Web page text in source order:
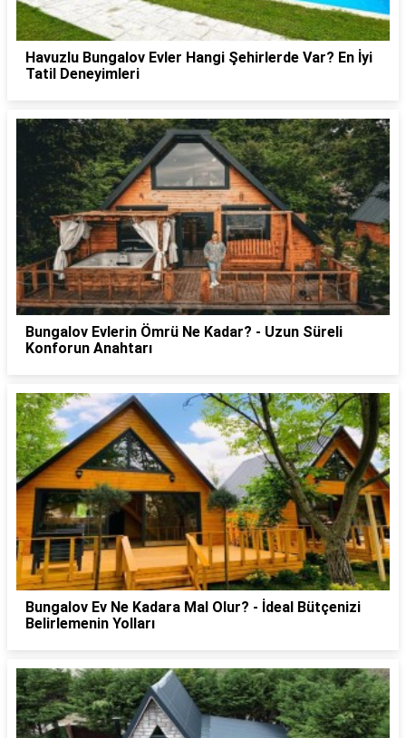
Havuzlu Bungalov Evler Hangi Şehirlerde Var? En İyi
Tatil Deneyimleri
Bungalov Evlerin Ömrü Ne Kadar? - Uzun Süreli
Konforun Anahtarı
Bungalov Ev Ne Kadara Mal Olur? - İdeal Bütçenizi
Belirlemenin Yolları